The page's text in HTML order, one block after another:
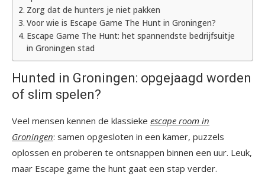
Zorg dat de hunters je niet pakken
Voor wie is Escape Game The Hunt in Groningen?
Escape Game The Hunt: het spannendste bedrijfsuitje
in Groningen stad
Hunted in Groningen: opgejaagd worden
of slim spelen?
Veel mensen kennen de klassieke escape room in
Groningen: samen opgesloten in een kamer, puzzels
oplossen en proberen te ontsnappen binnen een uur. Leuk,
maar Escape game the hunt gaat een stap verder.